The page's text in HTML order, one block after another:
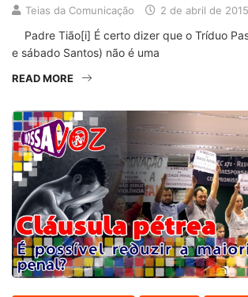
Teias da Comunicação 2 de abril de 2015
Padre Tião[i] É certo dizer que o Tríduo
e sábado Santos) não é uma
READ MORE